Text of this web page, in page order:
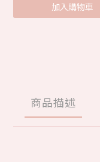
加入購物車
商品描述